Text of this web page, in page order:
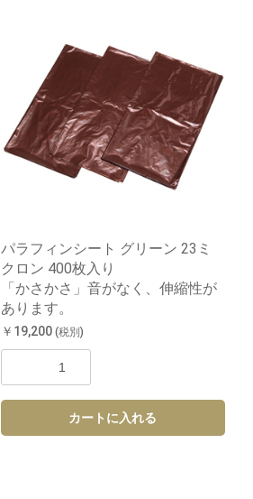
パラフィンシート グリーン 23ミ
クロン 400枚入り
「かさかさ」音がなく、伸縮性が
あります。
￥19,200 (税別)
カートに入れる